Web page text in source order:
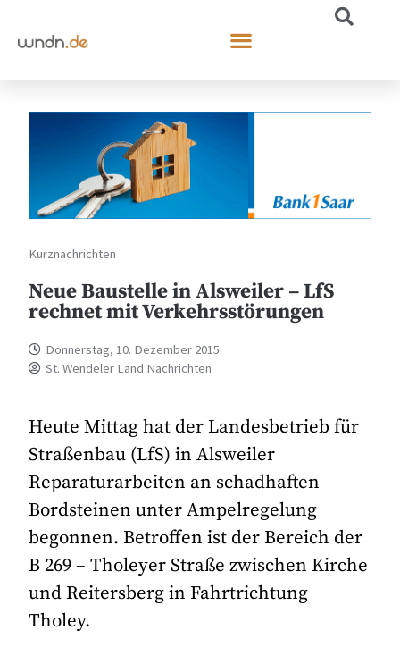
Kurznachrichten
Neue Baustelle in Alsweiler – LfS
rechnet mit Verkehrsstörungen
Donnerstag, 10. Dezember 2015
St. Wendeler Land Nachrichten
Heute Mittag hat der Landesbetrieb für
Straßenbau (LfS) in Alsweiler
Reparaturarbeiten an schadhaften
Bordsteinen unter Ampelregelung
begonnen. Betroffen ist der Bereich der
B 269 – Tholeyer Straße zwischen Kirche
und Reitersberg in Fahrtrichtung
Tholey.